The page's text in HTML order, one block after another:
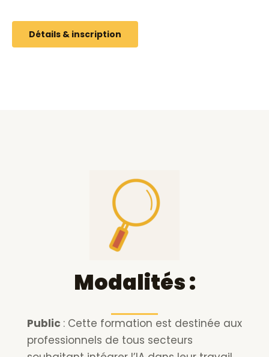
Détails & inscription
Modalités :
Public : Cette formation est destinée aux
professionnels de tous secteurs